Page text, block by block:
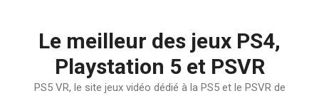
Le meilleur des jeux PS4,
Playstation 5 et PSVR
PS5 VR, le site jeux vidéo dédié à la PS5 et le PSVR de